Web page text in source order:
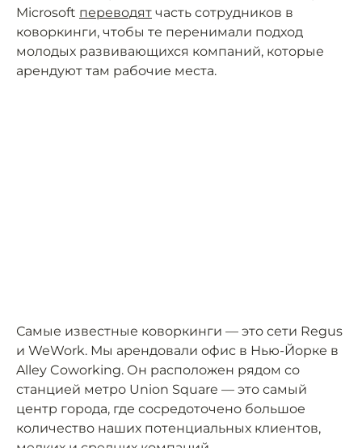
Microsoft переводят часть сотрудников в
коворкинги, чтобы те перенимали подход
молодых развивающихся компаний, которые
арендуют там рабочие места.
Самые известные коворкинги — это сети Regus
и WeWork. Мы арендовали офис в Нью-Йорке в
Alley Coworking. Он расположен рядом со
станцией метро Union Square — это самый
центр города, где сосредоточено большое
количество наших потенциальных клиентов,